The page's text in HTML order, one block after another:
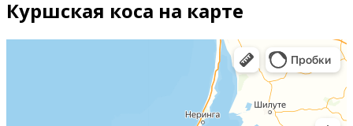
Куршская коса на карте